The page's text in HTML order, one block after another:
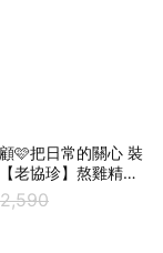
🩷把日常的關心 裝
老協珍】熬雞精禮
味(14入) + 美顏飲